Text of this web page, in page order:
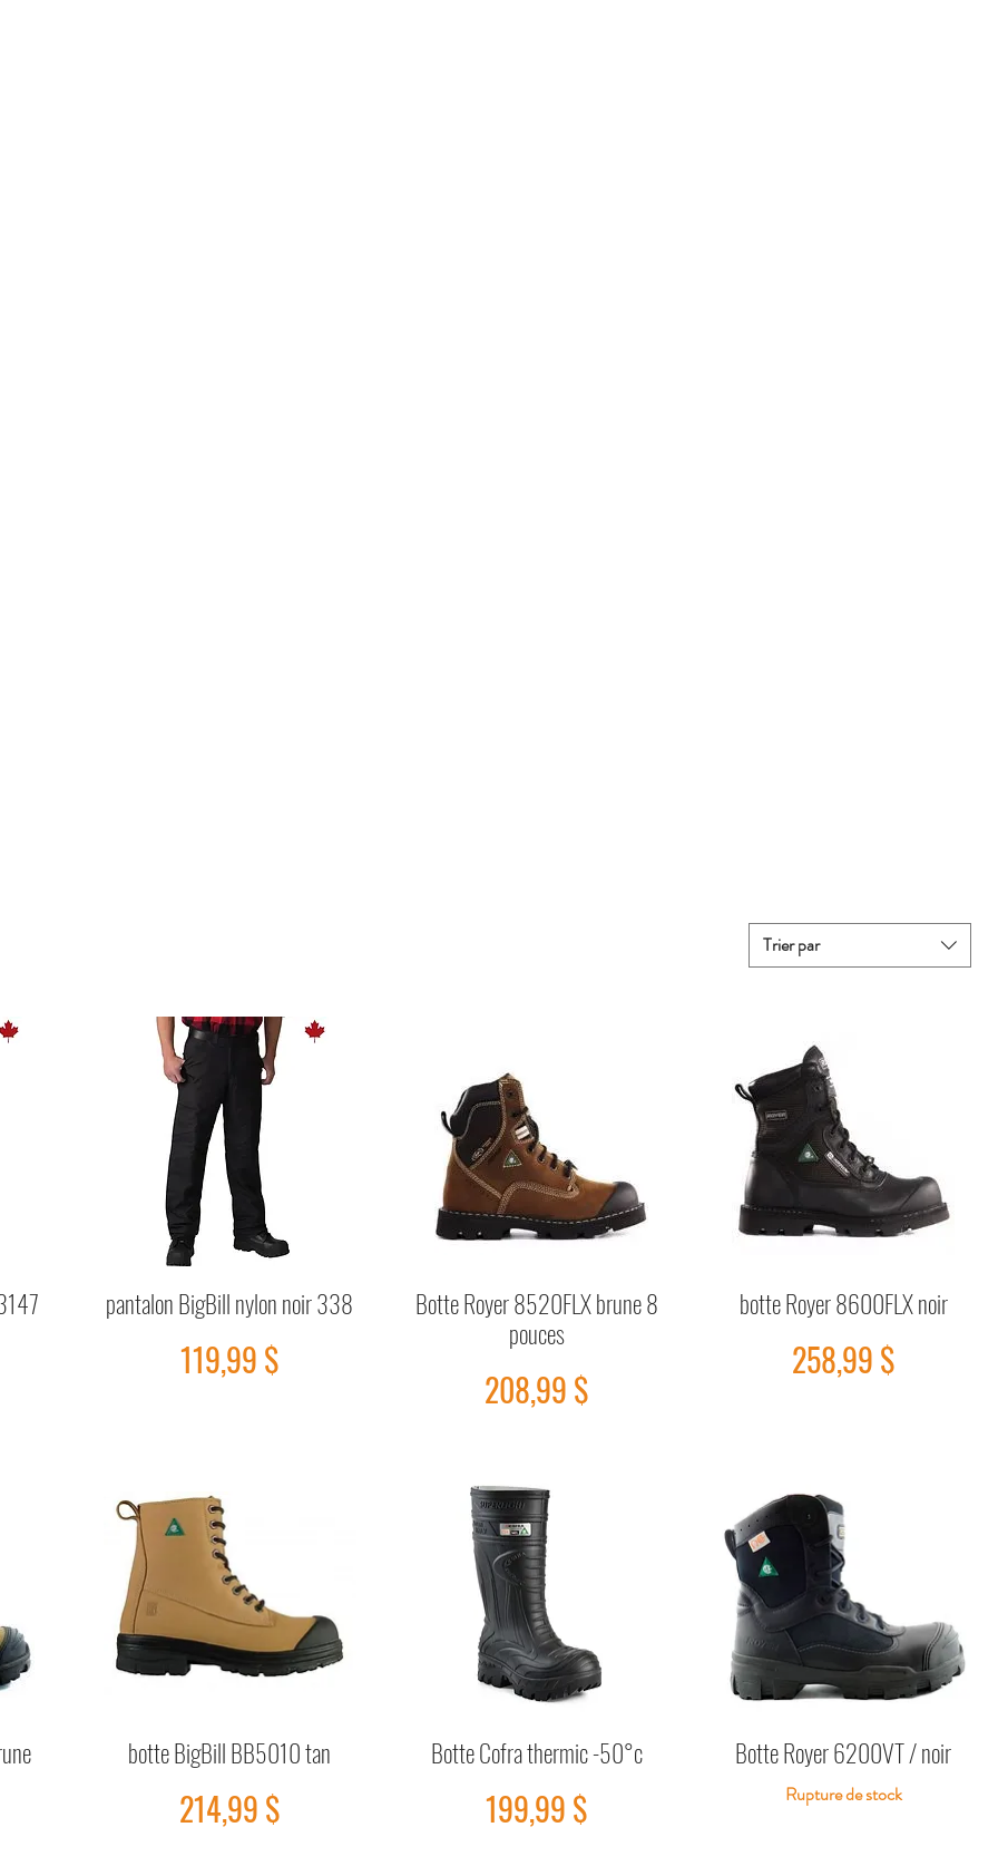
Trier par
Aperçu rapide
pantalon BigBill nylon noir 338
Prix
119,99 $
Aperçu rapide
Botte Royer 8520FLX brune 8
pouces
Prix
208,99 $
Aperçu rapide
botte Royer 8600FLX noir
Prix
258,99 $
Aperçu rapide
botte BigBill BB5010 tan
Prix
214,99 $
Aperçu rapide
Botte Cofra thermic -50°c
Prix
199,99 $
Aperçu rapide
Botte Royer 6200VT / noir
Rupture de stock